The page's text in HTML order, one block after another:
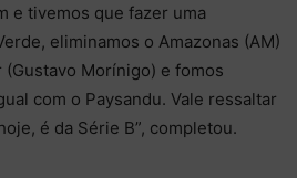
e tivemos que fazer uma
eliminamos o Amazonas (AM)
Morínigo) e fomos
com o Paysandu. Vale ressaltar
é da Série B”, completou.